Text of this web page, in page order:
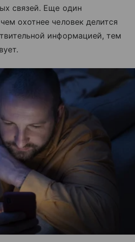
связей. Еще один
охотнее человек делится
информацией, тем